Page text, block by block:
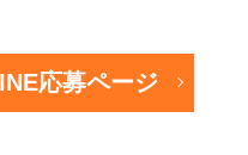
応募ページ